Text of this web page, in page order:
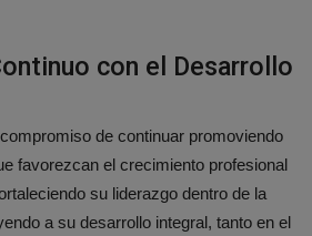
con el Desarrollo
de continuar promoviendo
favorezcan el crecimiento profesional
su liderazgo dentro de la
a su desarrollo integral, tanto en el